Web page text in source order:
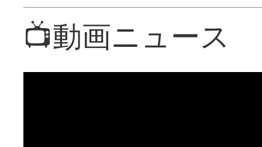
📺動画ニュース